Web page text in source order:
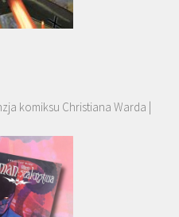
komiksu Christiana Warda |